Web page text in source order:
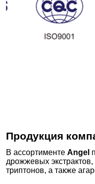
Продукция
В ассортименте Angel
дрожжевых
триптонов, а также